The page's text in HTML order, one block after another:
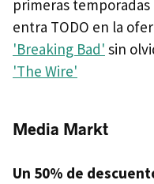
primeras temporadas
entra TODO en la
'Breaking Bad' sin
'The Wire'
Media Markt
Un 50% de